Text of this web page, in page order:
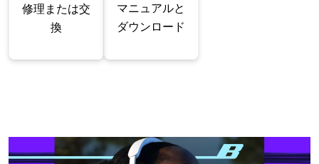
修理または交
換
マニュアルと
ダウンロード